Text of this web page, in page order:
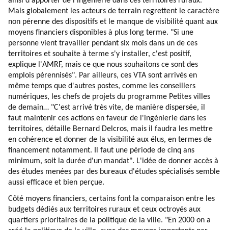
Mais globalement les acteurs de terrain regrettent le caractère
non pérenne des dispositifs et le manque de visibilité quant aux
moyens financiers disponibles à plus long terme. "Si une
personne vient travailler pendant six mois dans un de ces
territoires et souhaite à terme s'y installer, c'est positif,
explique l'AMRF, mais ce que nous souhaitons ce sont des
emplois pérennisés". Par ailleurs, ces VTA sont arrivés en
même temps que d'autres postes, comme les conseillers
numériques, les chefs de projets du programme Petites villes
de demain… "C'est arrivé très vite, de manière dispersée, il
faut maintenir ces actions en faveur de l'ingénierie dans les
territoires, détaille Bernard Delcros, mais il faudra les mettre
en cohérence et donner de la visibilité aux élus, en termes de
financement notamment. Il faut une période de cinq ans
minimum, soit la durée d'un mandat". L'idée de donner accès à
des études menées par des bureaux d'études spécialisés semble
aussi efficace et bien perçue.
Côté moyens financiers, certains font la comparaison entre les
budgets dédiés aux territoires ruraux et ceux octroyés aux
quartiers prioritaires de la politique de la ville. "En 2000 on a